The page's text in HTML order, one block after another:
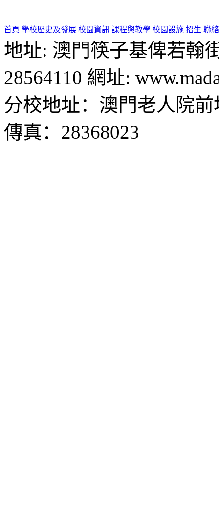
首頁 學校歷史及發展 校園資訊 課程與教學 校園設施 招生 聯
地址: 澳門筷子基俾若翰
28564110 網址:
分校地址：澳門老人院
傳真：28368023